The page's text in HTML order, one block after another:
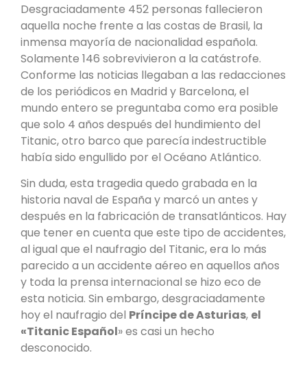
Desgraciadamente 452 personas fallecieron
aquella noche frente a las costas de Brasil, la
inmensa mayoría de nacionalidad española.
Solamente 146 sobrevivieron a la catástrofe.
Conforme las noticias llegaban a las redacciones
de los periódicos en Madrid y Barcelona, el
mundo entero se preguntaba como era posible
que solo 4 años después del hundimiento del
Titanic, otro barco que parecía indestructible
había sido engullido por el Océano Atlántico.
Sin duda, esta tragedia quedo grabada en la
historia naval de España y marcó un antes y
después en la fabricación de transatlánticos. Hay
que tener en cuenta que este tipo de accidentes,
al igual que el naufragio del Titanic, era lo más
parecido a un accidente aéreo en aquellos años
y toda la prensa internacional se hizo eco de
esta noticia. Sin embargo, desgraciadamente
hoy el naufragio del Príncipe de Asturias, el
«Titanic Español» es casi un hecho
desconocido.